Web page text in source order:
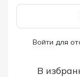
Войти для
В